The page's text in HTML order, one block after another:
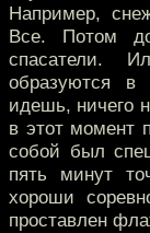
Например,
Все. Потом
спасатели.
образуются в
идешь, ничего
в этот момент
собой был
пять минут
хороши
проставлен